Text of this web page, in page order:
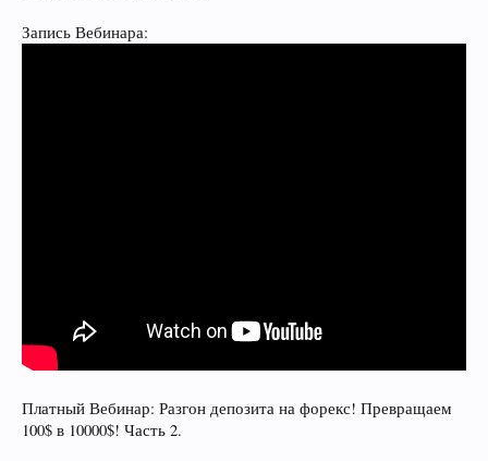
Запись Вебинара:
Платный Вебинар: Разгон депозита на форекс! Превращаем
100$ в 10000$! Часть 2.